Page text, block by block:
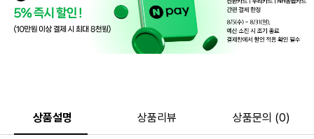
상품설명 상품리뷰 상품문의 (0)